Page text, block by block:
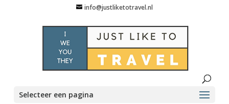
info@justliketotravel.nl
Selecteer een pagina